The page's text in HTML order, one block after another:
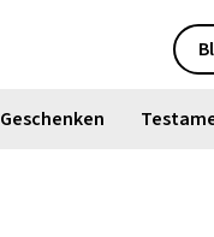
Geschenken